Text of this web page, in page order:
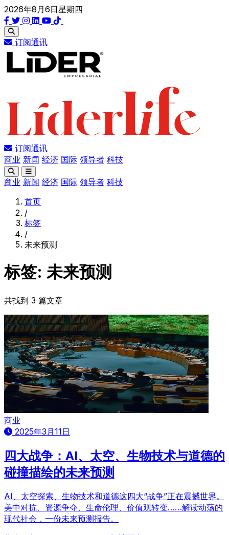
2026年8月6日星期四
订阅通讯
订阅通讯
商业 新闻 经济 国际 领导者 科技
商业 新闻 经济 国际 领导者 科技
首页
/
标签
/
未来预测
标签: 未来预测
共找到 3 篇文章
商业
2025年3月11日
四大战争：AI、太空、生物技术与道德的
碰撞描绘的未来预测
AI、太空探索、生物技术和道德这四大“战争”正在震撼世界。
美中对抗、资源争夺、生命伦理、价值观转变……解读动荡的
现代社会，一份未来预测报告。